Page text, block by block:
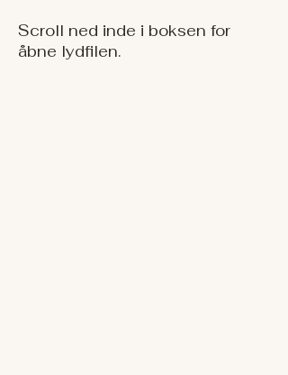
Scroll ned inde i boksen for
åbne lydfilen.